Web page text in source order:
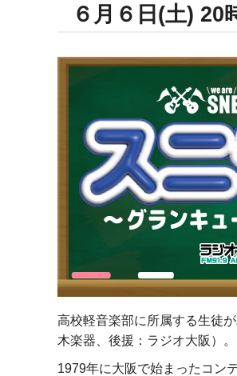
６月６日(土) 20
高校軽音楽部に所属する生徒
木楽器、後援：ラジオ大阪）。
1979年に大阪で始まったコン